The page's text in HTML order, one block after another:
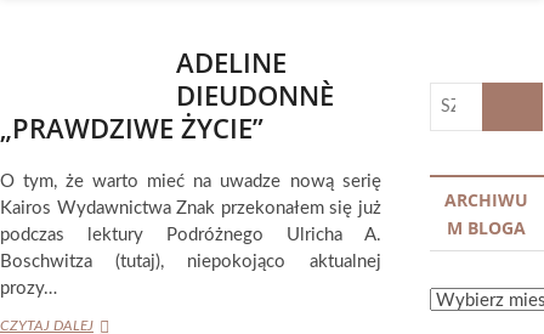
ADELINE
DIEUDONNÈ
„PRAWDZIWE ŻYCIE”
O tym, że warto mieć na uwadze nową serię
Kairos Wydawnictwa Znak przekonałem się już
podczas lektury Podróżnego Ulricha A.
Boschwitza (tutaj), niepokojąco aktualnej
prozy…
CZYTAJ DALEJADELINE
ARCHIWU
M BLOGA
ARCHIWUM